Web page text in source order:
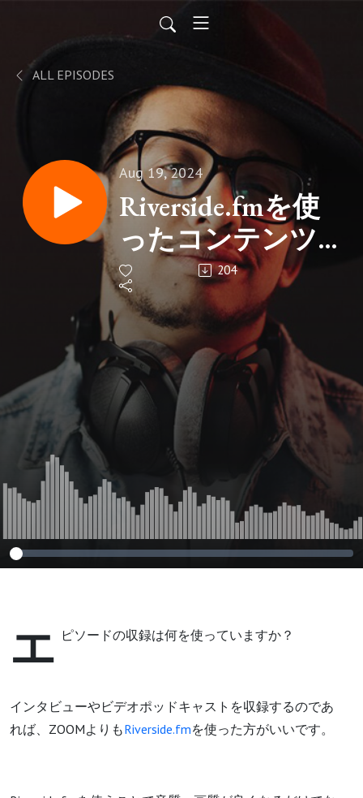
ALL EPISODES
Aug 19, 2024
Riverside.fmを使
ったコンテンツ
の使いまわし方
法
204
エ ピソードの収録は何を使っていますか？
インタビューやビデオポッドキャストを収録するのであ
れば、ZOOMよりもRiverside.fmを使った方がいいです。